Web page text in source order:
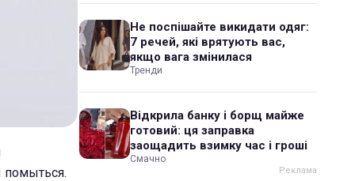
помыться.
Не поспішайте викидати одяг:
7 речей, які врятують вас,
якщо вага змінилася
Тренди
Відкрила банку і борщ майже
готовий: ця заправка
заощадить взимку час і гроші
Смачно